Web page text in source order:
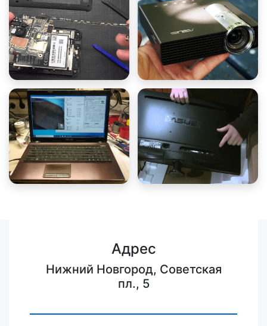
Адрес
Нижний Новгород, Советская
пл., 5